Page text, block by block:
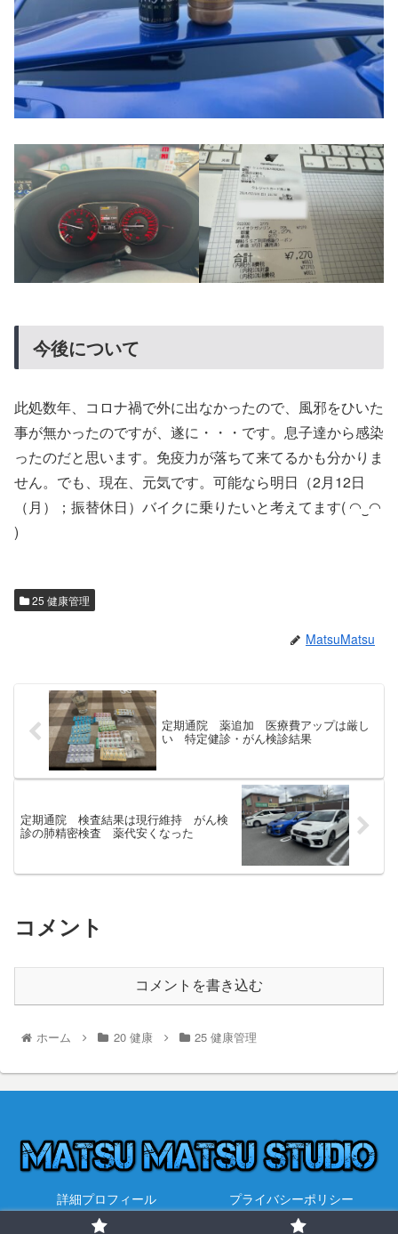
今後について
此処数年、コロナ禍で外に出なかったので、風邪をひいた
事が無かったのですが、遂に・・・です。息子達から感染
ったのだと思います。免疫力が落ちて来てるかも分かりま
せん。でも、現在、元気です。可能なら明日（2月12日
（月）；振替休日）バイクに乗りたいと考えてます( ◠‿◠
)
25 健康管理
MatsuMatsu
定期通院 薬追加 医療費アップは厳し
い 特定健診・がん検診結果
定期通院 検査結果は現行維持 がん検
診の肺精密検査 薬代安くなった
コメント
コメントを書き込む
ホーム 20 健康 25 健康管理
詳細プロフィール
プライバシーポリシー